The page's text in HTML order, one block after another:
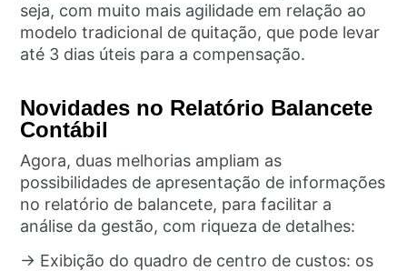
seja, com muito mais agilidade em relação ao
modelo tradicional de quitação, que pode levar
até 3 dias úteis para a compensação.
Novidades no Relatório Balancete
Contábil
Agora, duas melhorias ampliam as
possibilidades de apresentação de informações
no relatório de balancete, para facilitar a
análise da gestão, com riqueza de detalhes:
→ Exibição do quadro de centro de custos: os